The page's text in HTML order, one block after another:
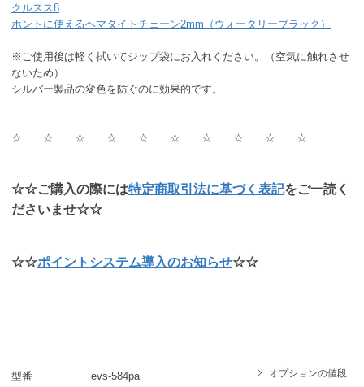
クルスス8
ホントに使えるヘマタイトチェーン2mm（ウォータリーブラック）
※ご使用後は軽く拭いてジップ袋にお入れください。（空気に触れさせ
ないため）
シルバー製品の変色を防ぐのに効果的です。
☆ ☆ ☆ ☆ ☆ ☆ ☆ ☆ ☆ ☆
☆☆ご購入の際には特定商取引法に基づく表記をご一読く
ださいませ☆☆
☆☆ポイントシステム導入のお知らせ☆☆
型番 evs-584pa
オプションの値段